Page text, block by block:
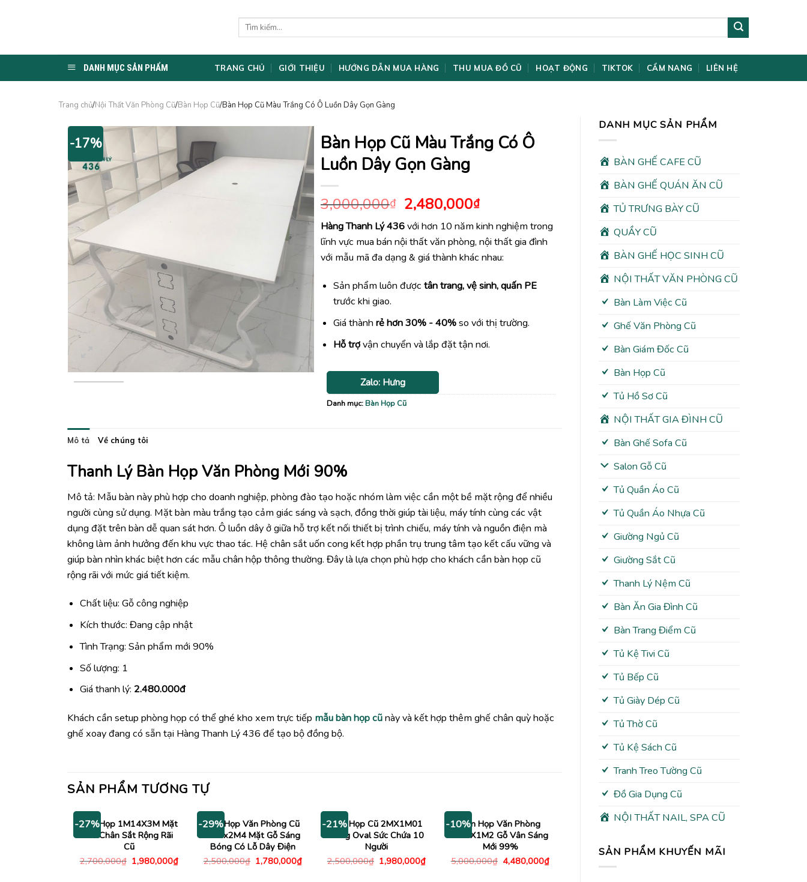
Tìm
DANH MỤC SẢN PHẨM TRANG CHỦ GIỚI THIỆU HƯỚNG DẪN MUA HÀNG THU MUA ĐỒ CŨ HOẠT ĐỘNG TIKTOK CẨM NANG LIÊN HỆ
Trang chủ/Nội Thất Văn Phòng Cũ/Bàn Họp Cũ/Bàn Họp Cũ Màu Trắng Có Ô Luồn Dây Gọn Gàng
DANH MỤC SẢN PHẨM
BÀN GHẾ CAFE CŨ
BÀN GHẾ QUÁN ĂN CŨ
TỦ TRƯNG BÀY CŨ
QUẦY CŨ
BÀN GHẾ HỌC SINH CŨ
NỘI THẤT VĂN PHÒNG CŨ
Bàn Làm Việc Cũ
Ghế Văn Phòng Cũ
Bàn Giám Đốc Cũ
Bàn Họp Cũ
Tủ Hồ Sơ Cũ
NỘI THẤT GIA ĐÌNH CŨ
Bàn Ghế Sofa Cũ
Salon Gỗ Cũ
Tủ Quần Áo Cũ
Tủ Quần Áo Nhựa Cũ
Giường Ngủ Cũ
Giường Sắt Cũ
Thanh Lý Nệm Cũ
Bàn Ăn Gia Đình Cũ
Bàn Trang Điểm Cũ
Tủ Kệ Tivi Cũ
Tủ Bếp Cũ
Tủ Giày Dép Cũ
Tủ Thờ Cũ
Tủ Kệ Sách Cũ
Tranh Treo Tường Cũ
Đồ Gia Dụng Cũ
NỘI THẤT NAIL, SPA CŨ
SẢN PHẨM KHUYẾN MÃI
-17%
Bàn Họp Cũ Màu Trắng Có Ô
Luồn Dây Gọn Gàng
3,000,000₫ Giá
gốc
là:
3,000,000₫.
2,480,000₫Giá
hiện
tại
là:
2,480,000₫.
Hàng Thanh Lý 436với hơn 10 năm kinh nghiệm trong
lĩnh vực mua bán nội thất văn phòng, nội thất gia đình
với mẫu mã đa dạng & giá thành khác nhau:
Sản phẩm luôn đượctân trang, vệ sinh, quấn PE
trước khi giao.
Giá thànhrẻ hơn 30% - 40%so với thị trường.
Hỗ trợvận chuyển và lắp đặt tận nơi.
Zalo: Hưng
Danh mục:Bàn Họp Cũ
Mô tả Về chúng tôi
Thanh Lý Bàn Họp Văn Phòng Mới 90%
Mô tả: Mẫu bàn này phù hợp cho doanh nghiệp, phòng đào tạo hoặc nhóm làm việc cần một bề mặt rộng để nhiều
người cùng sử dụng. Mặt bàn màu trắng tạo cảm giác sáng và sạch, đồng thời giúp tài liệu, máy tính cùng các vật
dụng đặt trên bàn dễ quan sát hơn. Ô luồn dây ở giữa hỗ trợ kết nối thiết bị trình chiếu, máy tính và nguồn điện mà
không làm ảnh hưởng đến khu vực thao tác. Hệ chân sắt uốn cong kết hợp phần trụ trung tâm tạo kết cấu vững và
giúp bàn nhìn khác biệt hơn các mẫu chân hộp thông thường. Đây là lựa chọn phù hợp cho khách cần bàn họp cũ
rộng rãi với mức giá tiết kiệm.
Chất liệu: Gỗ công nghiệp
Kích thước: Đang cập nhật
Tình Trạng: Sản phẩm mới 90%
Số lượng: 1
Giá thanh lý: 2.480.000đ
Khách cần setup phòng họp có thể ghé kho xem trực tiếp mẫu bàn họp cũnày và kết hợp thêm ghế chân quỳ hoặc
ghế xoay đang có sẵn tại Hàng Thanh Lý 436 để tạo bộ đồng bộ.
SẢN PHẨM TƯƠNG TỰ
-27%
Bàn Họp 1M14X3M Mặt
Gỗ Chân Sắt Rộng Rãi
Cũ
2,700,000₫ Giá
gốc
1,980,000₫Giá
-29%
Bàn Họp Văn Phòng Cũ
1M2x2M4 Mặt Gỗ Sáng
Bóng Có Lỗ Dây Điện
2,500,000₫ Giá
gốc
1,780,000₫Giá
-21%
Bàn Họp Cũ 2MX1M01
Dáng Oval Sức Chứa 10
Người
2,500,000₫ Giá
gốc
1,980,000₫Giá
-10%Bàn Họp Văn Phòng
2M4X1M2 Gỗ Vân Sáng
Mới 99%
5,000,000₫ Giá
gốc
4,480,000₫Giá